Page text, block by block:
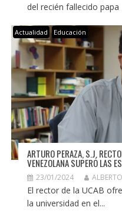
del recién fallecido papa
Actualidad Educación
ARTURO PERAZA, S.J.
VENEZOLANA SUPERÓ LAS
23/01/2024
El rector de la UCAB
la universidad en el...